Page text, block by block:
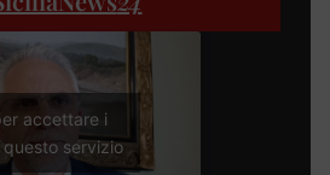
accettare i
servizio